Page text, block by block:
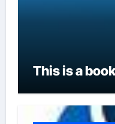
This is a book